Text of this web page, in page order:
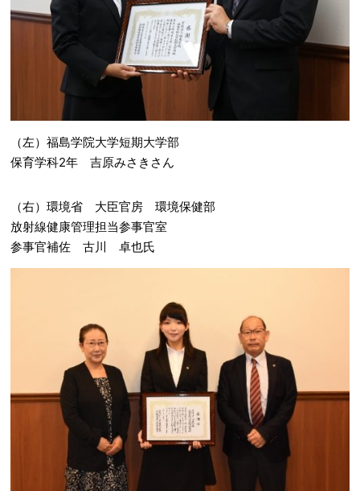
（左）福島学院大学短期大学部
保育学科2年 吉原みさきさん
（右）環境省 大臣官房 環境保健部
放射線健康管理担当参事官室
参事官補佐 古川 卓也氏